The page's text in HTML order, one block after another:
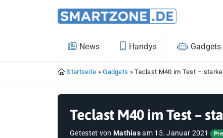
News Handys Gadgets
Startseite »Gadgets »Teclast M40 im Test –
Teclast M40 im Test –
Getestet von Mathiasam 15. Januar 2021